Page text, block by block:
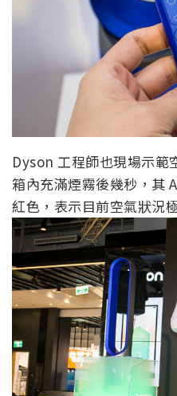
Dyson 工程師也現場示範
箱內充滿煙霧後幾秒，其
紅色，表示目前空氣狀況